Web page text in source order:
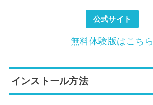
公式サイト
無料体験版はこちら
インストール方法